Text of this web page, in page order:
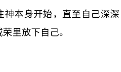
神本身开始，直至自己深深
里放下自己。